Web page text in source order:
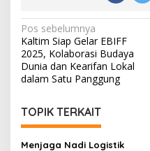
Navigasi
pos
Pos sebelumnya
Kaltim Siap Gelar EBIFF
2025, Kolaborasi Budaya
Dunia dan Kearifan Lokal
dalam Satu Panggung
TOPIK TERKAIT
Menjaga Nadi Logistik